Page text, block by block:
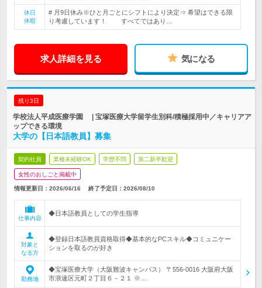
休日
休暇
# 月9日休み※ひと月ごとにシフトにより決定⇒ 希望はできる限
り考慮しています！ すべてではあり…
求人詳細を見る 気になる
残り3日
学校法人平成医療学園 | 宝塚医療大学留学生別科/積極採用中／キャリアア
ップできる環境
大学の【日本語教員】募集
契約社員 業種未経験OK 学歴不問 第二新卒歓迎
女性のおしごと掲載中
情報更新日：2026/06/16 終了予定日： 2026/08/10
仕事内容
◆日本語教員としての学生指導
対象と
なる方
◆登録日本語教員資格取得◆基本的なPCスキル◆コミュニケー
ションを取るのが好き
勤務地
◆宝塚医療大学（大阪難波キャンパス） 〒556-0016 大阪府大阪
市浪速区元町２丁目６－２１ ※…